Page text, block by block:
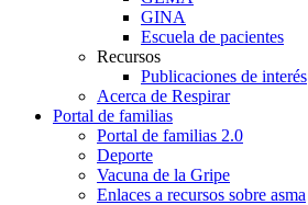
GINA
Escuela de pacientes
Recursos
Publicaciones de interés
Acerca de Respirar
Portal de familias
Portal de familias 2.0
Deporte
Vacuna de la Gripe
Enlaces a recursos sobre asma